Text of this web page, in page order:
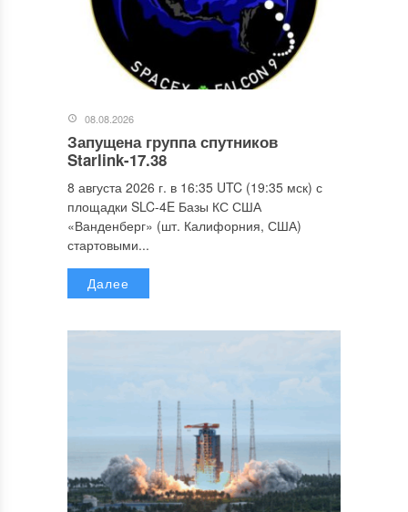
08.08.2026
Запущена группа спутников
Starlink-17.38
8 августа 2026 г. в 16:35 UTC (19:35 мск) с
площадки SLC-4E Базы КС США
«Ванденберг» (шт. Калифорния, США)
стартовыми...
Далее